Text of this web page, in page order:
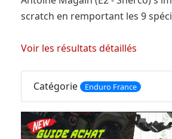
scratch en remportant les 9
Voir les résultats détaillés
Catégorie Enduro France